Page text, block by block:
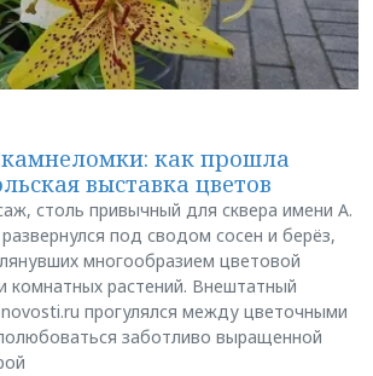
как прошла
выставка цветов
столь привычный для сквера имени А.
под сводом сосен и берёз,
многообразием цветовой
комнатных растений. Внештатный
прогулялся между цветочными
заботливо выращенной